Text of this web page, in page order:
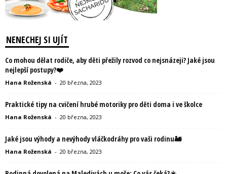
NENECHEJ SI UJÍT
Co mohou dělat rodiče, aby děti přežily rozvod co nejsnázeji? Jaké jsou
nejlepší postupy?❤️
Hana Roženská - 20 března, 2023
Praktické tipy na cvičení hrubé motoriky pro děti doma i ve školce
Hana Roženská - 20 března, 2023
Jaké jsou výhody a nevýhody vláčkodráhy pro vaši rodinu🚂
Hana Roženská - 20 března, 2023